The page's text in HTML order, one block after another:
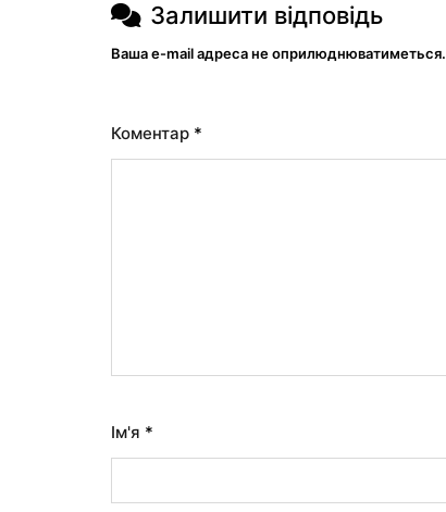
Залишити відповідь
Ваша e-mail адреса не оприлюднюватиметься.
Коментар *
Ім'я *